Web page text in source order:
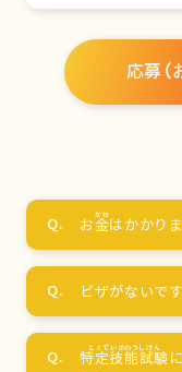
応募（
お金はかかり
ビザがないで
特定技能試験に